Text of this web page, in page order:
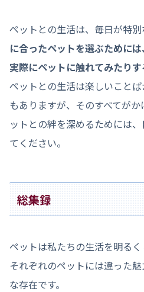
ペットとの生活は、毎日が特別
に合ったペットを選ぶためには
実際にペットに触れてみたり
ペットとの生活は楽しいこと
もありますが、そのすべてが
ットとの絆を深めるためには
てください。
総集録
ペットは私たちの生活を明るく
それぞれのペットには違った
な存在です。